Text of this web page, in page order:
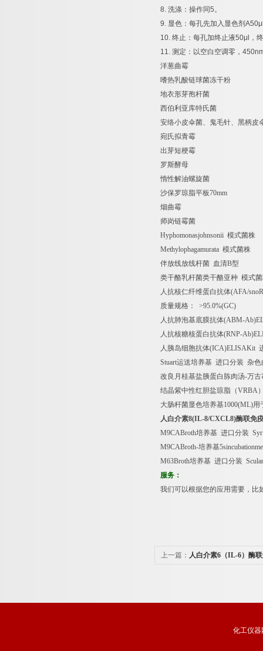
8. 洗涤：操作同5。
9. 显色：每孔先加入显色剂
10. 终止：每孔加终止液50μl
，
11. 测定：以空白空调零，
洋葱曲霉
嗜热乳酸链球菌冻干粉
地衣形芽孢杆菌
西伯利亚库特氏菌
安络小皮伞菌、鬼毛针、黑柄皮
宛氏拟青霉
出芽短梗霉
罗斯酵母
惰性解油螺旋菌
沙保罗琼脂平板70mm
烟曲霉
师岗链霉菌
Hyphomonasjohnsonii 模式菌株
Methylophagamurata 模式菌株
伴放线放线杆菌 血清B型
类干酪乳杆菌类干酪亚种 模式
人抗核仁纤维蛋白抗体(AFA/
质量规格：
>95.0%(GC)
人抗肺泡基底膜抗体(ABM-
人抗核糖核蛋白抗体(RNP-
人胰岛细胞抗体(ICA)ELISAKit
Stuart运送培养基 进口分装 杂色
改良月桂基盐胰蛋白胨肉汤-万古
结晶紫中性红胆盐琼脂（VRBA
大肠杆菌显色培养基1000(ML)用
人白介素8(IL-8/CXCL8)酶联免
M9CABroth培养基 进口分装
M9CABroth-培养基
M63Broth培养基 进口分装
服务：
我们可以根据您的应用需要，比
上一篇： 人白介素6（IL-6）酶
化工仪器